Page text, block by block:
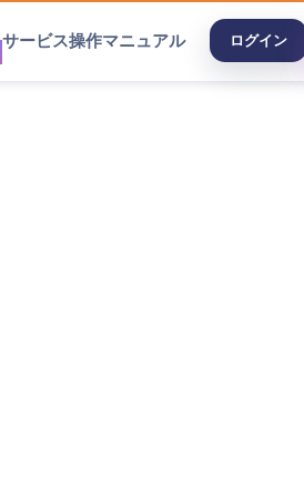
サービス操作マニュアル ログイン